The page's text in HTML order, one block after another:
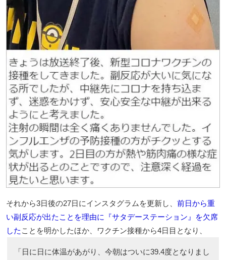
それから3日後の27日にインスタグラムを更新し、 前日から重
い副反応が出たことを理由に『サタデーステーション』を欠席
した ことを明かしたほか、ワクチン接種から4日目となり、
「日に日に体温があがり、今朝はついに39.4度となりまし